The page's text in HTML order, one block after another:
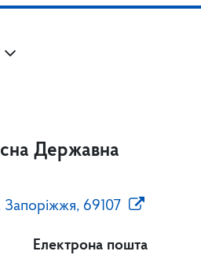
Державна
69107
Електрона пошта